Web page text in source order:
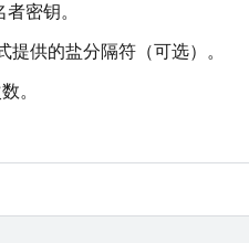
密钥。
提供的盐分隔符（可选）。
。